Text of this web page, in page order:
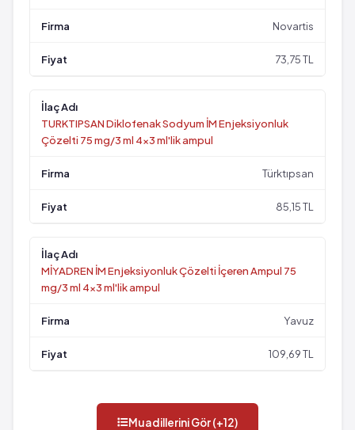
Novartis
73,75 TL
TURKTIPSAN Diklofenak Sodyum İM Enjeksiyonluk
Çözelti 75 mg/3 ml 4x3 ml'lik ampul
Türktıpsan
85,15 TL
MİYADREN İM Enjeksiyonluk Çözelti İçeren Ampul 75
mg/3 ml 4x3 ml'lik ampul
Yavuz
109,69 TL
Muadillerini Gör (+12)